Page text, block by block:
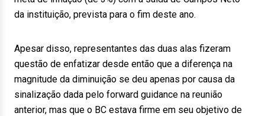
da instituição, prevista para o fim deste ano.
Apesar disso, representantes das duas alas fizeram
questão de enfatizar desde então que a diferença na
magnitude da diminuição se deu apenas por causa da
sinalização dada pelo forward guidance na reunião
anterior, mas que o BC estava firme em seu objetivo de